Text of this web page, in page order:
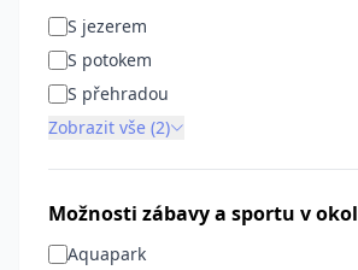
S jezerem
S potokem
S přehradou
Zobrazit vše (2)
Možnosti zábavy a sportu v
Aquapark